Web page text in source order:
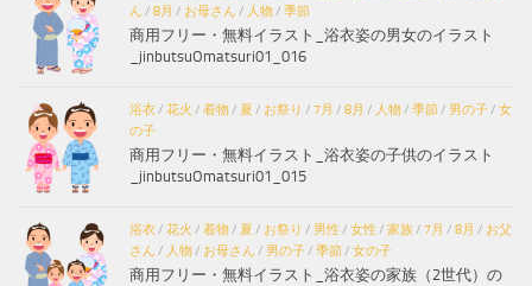
ん / 8月 / お母さん / 人物/ 季節
商用フリー・無料イラスト_浴衣姿の男女のイラスト
_jinbutsuOmatsuri01_016
浴衣/ 花火 / 着物/ 夏 / お祭り / 7月 / 8月 / 人物/ 季節/ 男の子/ 女
の子
商用フリー・無料イラスト_浴衣姿の子供のイラスト
_jinbutsuOmatsuri01_015
浴衣/ 花火 / 着物/ 夏 / お祭り / 男性 / 女性 / 家族/ 7月 / 8月 / お父
さん / 人物/ お母さん / 男の子/ 季節/ 女の子
商用フリー・無料イラスト_浴衣姿の家族（2世代）の